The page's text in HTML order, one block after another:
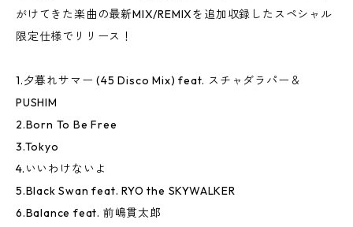
がけてきた楽曲の最新MIX/REMIXを追加収録したスペシャル
限定仕様でリリース！
1.夕暮れサマー (45 Disco Mix) feat. スチャダラパー＆
PUSHIM
2.Born To Be Free
3.Tokyo
4.いいわけないよ
5.Black Swan feat. RYO the SKYWALKER
6.Balance feat. 前嶋貫太郎